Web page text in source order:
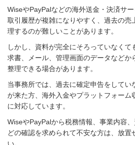
WiseやPayPalなどの海外送金・決済サー
取引履歴が複雑になりやすく、過去の売
理するのが難しいことがあります。
しかし、資料が完全にそろっていなく
求書、メール、管理画面のデータなどか
整理できる場合があります。
当事務所では、過去に確定申告をしてい
が来た方、海外入金やプラットフォーム
に対応しています。
WiseやPayPalから税務情報、事業内容
どの確認を求められて不安な方は、放置